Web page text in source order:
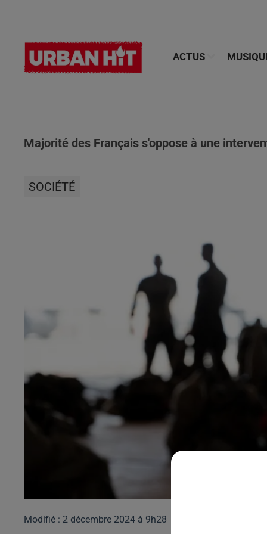
ACTUS
Majorité des Français s'oppose à une
SOCIÉTÉ
Modifié : 2 décembre 2024 à 9h28